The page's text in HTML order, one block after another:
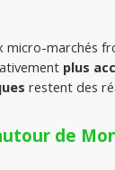
marchés
plus
restent des
de